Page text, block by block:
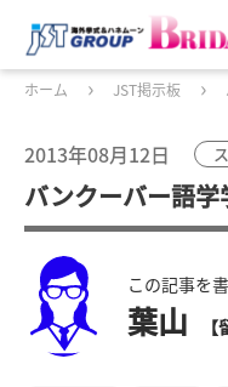
ホーム JST掲示板
2013年08月12日
バンクーバー語
この記事を
葉山